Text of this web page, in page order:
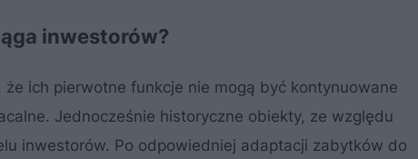
inwestorów?
ich pierwotne funkcje nie mogą być kontynuowane
Jednocześnie historyczne obiekty, ze względu
inwestorów. Po odpowiedniej adaptacji zabytków do